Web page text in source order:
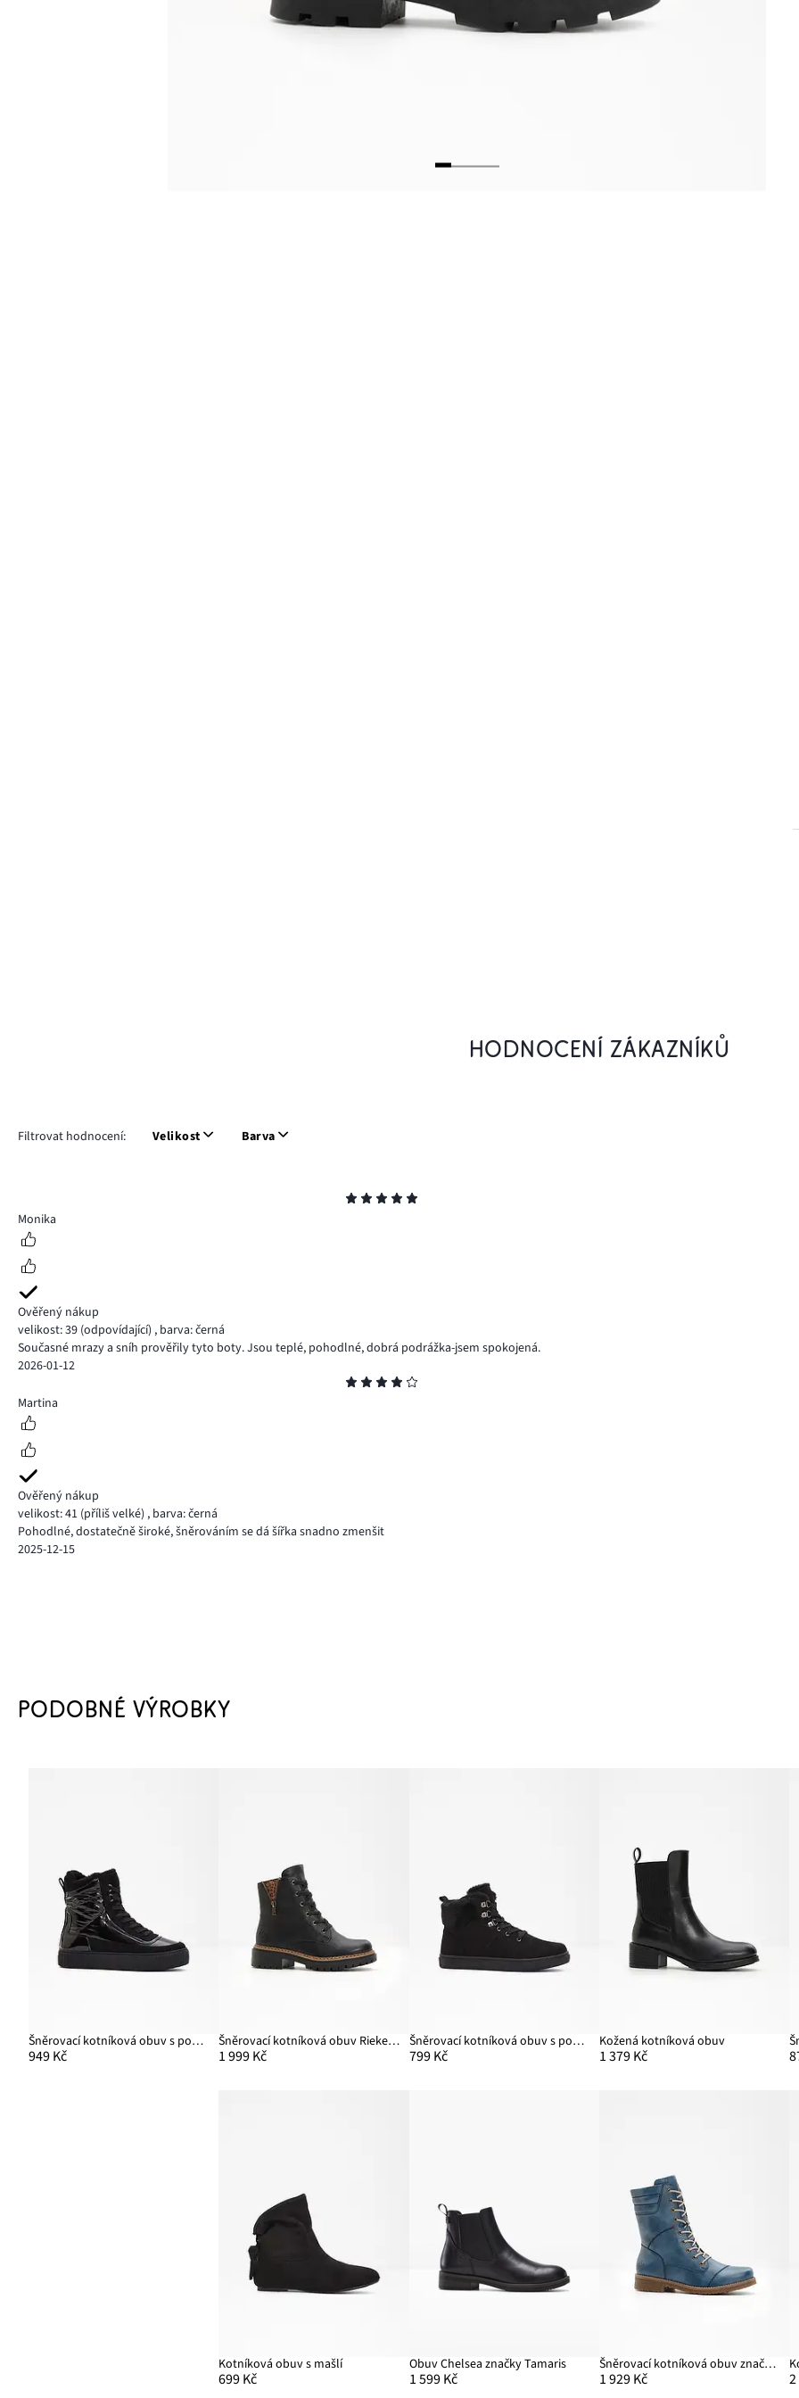
HODNOCENÍ ZÁKAZNÍKŮ
Filtrovat hodnocení: Velikost Barva
5
Monika
Ověřený nákup
velikost: 39 (odpovídající) , barva: černá
Současné mrazy a sníh prověřily tyto boty. Jsou teplé, pohodlné, dobrá podrážka-jsem spokojená.
2026-01-12
4
Martina
Ověřený nákup
velikost: 41 (příliš velké) , barva: černá
Pohodlné, dostatečně široké, šněrováním se dá šířka snadno zmenšit
2025-12-15
PODOBNÉ VÝROBKY
Šněrovací kotníková obuv s podšívkou
949 Kč
Šněrovací kotníková obuv Rieker, s podšívkou
1 999 Kč
Šněrovací kotníková obuv s podšívkou
799 Kč
Kožená kotníková obuv
1 379 Kč
Kotníková obuv s mašlí
699 Kč
Obuv Chelsea značky Tamaris
1 599 Kč
Šněrovací kotníková obuv značky Rieker
1 929 Kč